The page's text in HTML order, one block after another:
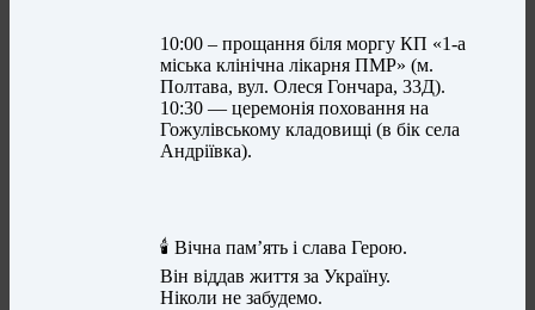
10:00 – прощання біля моргу КП «1-а
міська клінічна лікарня ПМР» (м.
Полтава, вул. Олеся Гончара, 33Д).
10:30 — церемонія поховання на
Гожулівському кладовищі (в бік села
Андріївка).
🕯 Вічна пам’ять і слава Герою.
Він віддав життя за Україну.
Ніколи не забудемо.